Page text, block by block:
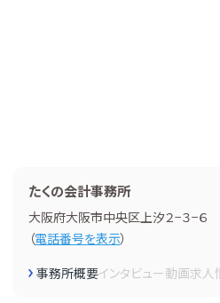
たくの会計事務所
大阪府大阪市中央区上汐２−３−６
（電話番号を表示）
事務所概要インタビュー動画求人